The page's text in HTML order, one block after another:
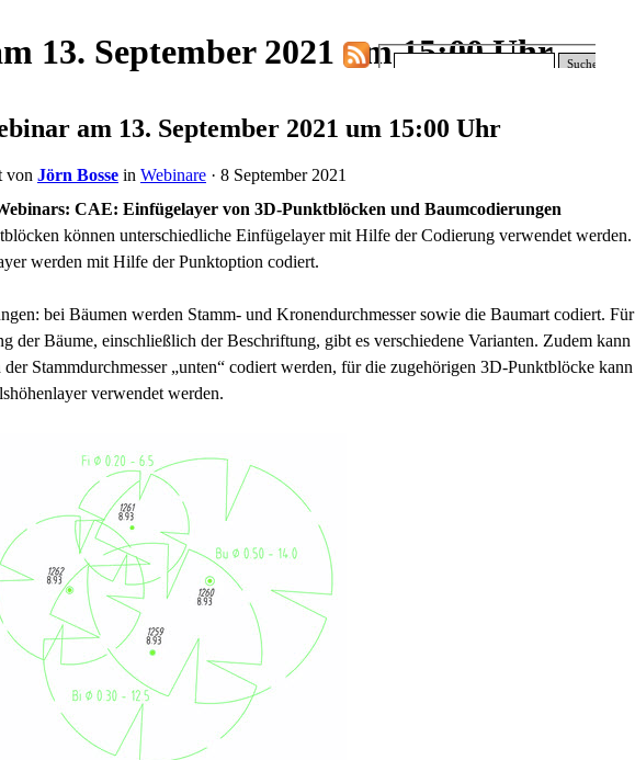
13. September 2021 um 15:00 Uhr Suchen
am 13. September 2021 um 15:00 Uhr
von Jörn Bosse in Webinare · 8 September 2021
CAE: Einfügelayer von 3D-Punktblöcken und Baumcodierungen
können unterschiedliche Einfügelayer mit Hilfe der Codierung verwendet werden.
werden mit Hilfe der Punktoption codiert.
bei Bäumen werden Stamm- und Kronendurchmesser sowie die Baumart codiert. Für
der Bäume, einschließlich der Beschriftung, gibt es verschiedene Varianten. Zudem kann
Stammdurchmesser „unten“ codiert werden, für die zugehörigen 3D-Punktblöcke kann
verwendet werden.